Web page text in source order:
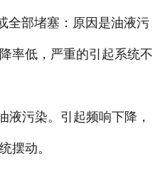
部堵塞：原因是油液污
率低，严重的引起系统不
污染。引起频响下降，
摆动。